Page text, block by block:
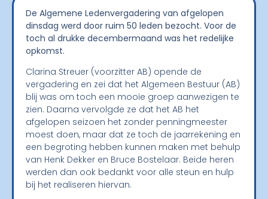
De Algemene Ledenvergadering van afgelopen
dinsdag werd door ruim 50 leden bezocht. Voor de
toch al drukke decembermaand was het redelijke
opkomst.
Clarina Streuer (voorzitter AB) opende de
vergadering en zei dat het Algemeen Bestuur (AB)
blij was om toch een mooie groep aanwezigen te
zien. Daarna vervolgde ze dat het AB het
afgelopen seizoen het zonder penningmeester
moest doen, maar dat ze toch de jaarrekening en
een begroting hebben kunnen maken met behulp
van Henk Dekker en Bruce Bostelaar. Beide heren
werden dan ook bedankt voor alle steun en hulp
bij het realiseren hiervan.